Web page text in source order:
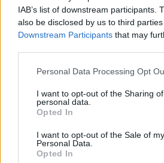
IAB’s list of downstream participants.
also be disclosed by us to third
Downstream Participants that may
Please note that this website/app
not limited to your visit or usage
grant or deny consent to Google and
use your data for below specified
consent section.
Personal Data Processing Opt
I want to opt-out of the Sharing
personal data.
Opted In
I want to opt-out of the Sale of my
Personal Data.
Opted In
Felhasználónév
Elfelejtette jelszavát?
Kertészeti, kerti termékek és